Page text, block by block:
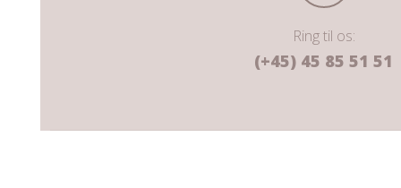
Ring til os:
(+45) 45 85 51 51